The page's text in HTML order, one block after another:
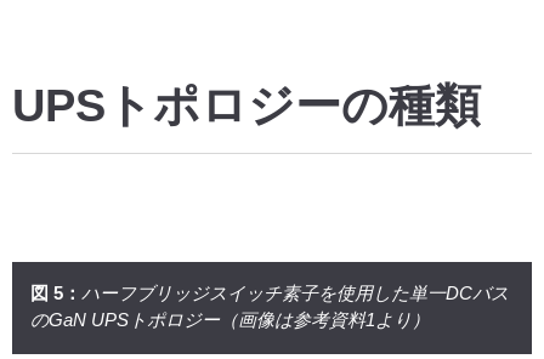
UPSトポロジーの種類
図 5： ハーフブリッジスイッチ素子を使用した単一DCバス
のGaN UPSトポロジー（画像は参考資料1より）